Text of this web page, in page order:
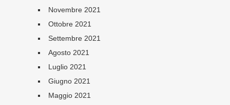
Novembre 2021
Ottobre 2021
Settembre 2021
Agosto 2021
Luglio 2021
Giugno 2021
Maggio 2021